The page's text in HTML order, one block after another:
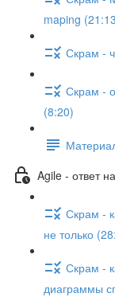
maping
Скрам -
Скрам -
(8:20)
Agile - ответ
Скрам -
не только
Скрам -
диаграммы